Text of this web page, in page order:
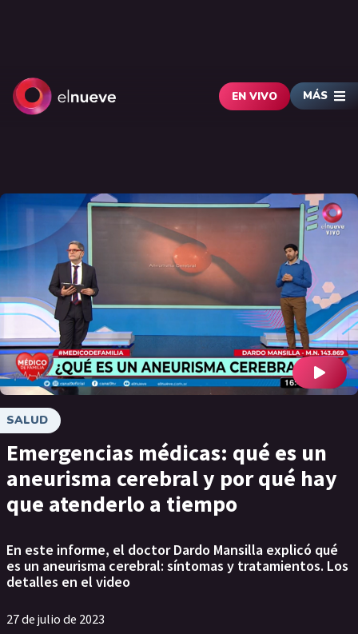
EN VIVO MÁS
SALUD
Emergencias médicas: qué es un
aneurisma cerebral y por qué hay
que atenderlo a tiempo
En este informe, el doctor Dardo Mansilla explicó qué
es un aneurisma cerebral: síntomas y tratamientos. Los
detalles en el video
27 de julio de 2023